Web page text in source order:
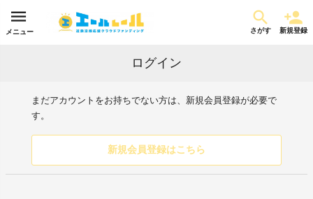
メニュー さがす 新規登録
ログイン
まだアカウントをお持ちでない方は、新規会員登録が必要で
す。
新規会員登録はこちら